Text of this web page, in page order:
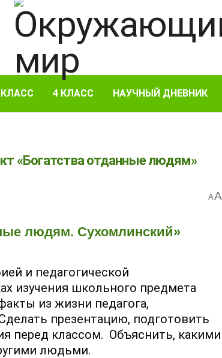
КЛАСС 4 КЛАСС НАУЧНЫЙ ДНЕВНИК
«Богатства отданные людям»
AA
людям. Сухомлинский»
и педагогической
изучения школьного предмета
из жизни педагога,
презентацию, подготовить
перед классом. Объяснить, какими
людьми.